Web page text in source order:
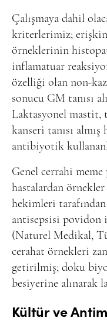
Çalışmaya dahil
kriterlerimiz; erişkin
örneklerinin
inflamatuar
özelliği olan non-
sonucu GM tanısı
Laktasyonel mastit,
kanseri tanısı almış
antibiyotik
Genel cerrahi
hastalardan örnekler
hekimleri
antisepsisi povidon
(Naturel Medikal,
cerahat örnekleri
getirilmiş; doku
besiyerine alınarak
Kültür ve